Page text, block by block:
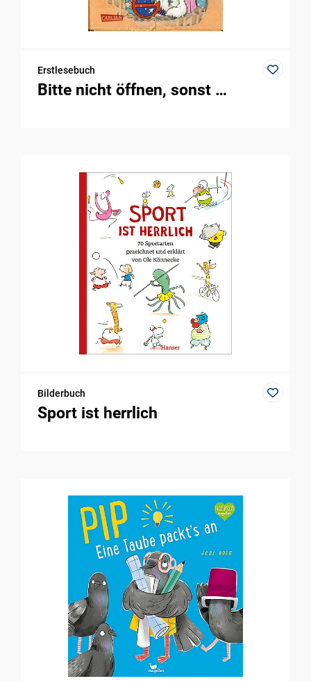
Erstlesebuch
Bitte nicht öffnen, sonst …
Bilderbuch
Sport ist herrlich